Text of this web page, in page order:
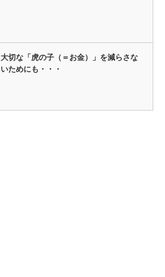
大切な「虎の子（＝お金）」を減らさな
いためにも・・・